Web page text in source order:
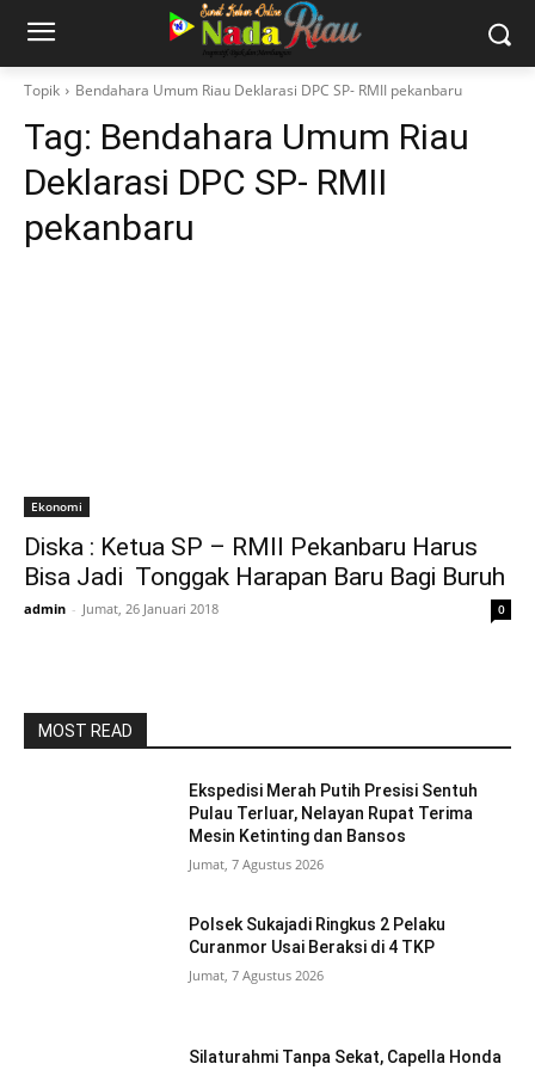
Topik Bendahara Umum Riau Deklarasi DPC SP- RMII pekanbaru
Tag: Bendahara Umum Riau
Deklarasi DPC SP- RMII
pekanbaru
Ekonomi
Diska : Ketua SP – RMII Pekanbaru Harus
Bisa Jadi Tonggak Harapan Baru Bagi Buruh
admin - Jumat, 26 Januari 2018 0
MOST READ
Ekspedisi Merah Putih Presisi Sentuh
Pulau Terluar, Nelayan Rupat Terima
Mesin Ketinting dan Bansos
Jumat, 7 Agustus 2026
Polsek Sukajadi Ringkus 2 Pelaku
Curanmor Usai Beraksi di 4 TKP
Jumat, 7 Agustus 2026
Silaturahmi Tanpa Sekat, Capella Honda